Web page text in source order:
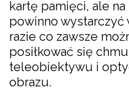
kartę pamięci, ale
powinno wystarczyć
razie co zawsze
posiłkować się
teleobiektywu i
obrazu.